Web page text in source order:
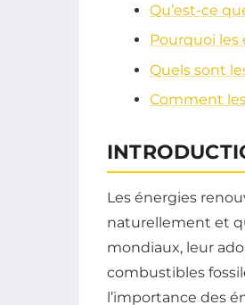
Qu’est-ce
Pourquoi les
Quels sont
Comment
Les énergies
naturellement et
mondiaux, leur
combustibles
l’importance des